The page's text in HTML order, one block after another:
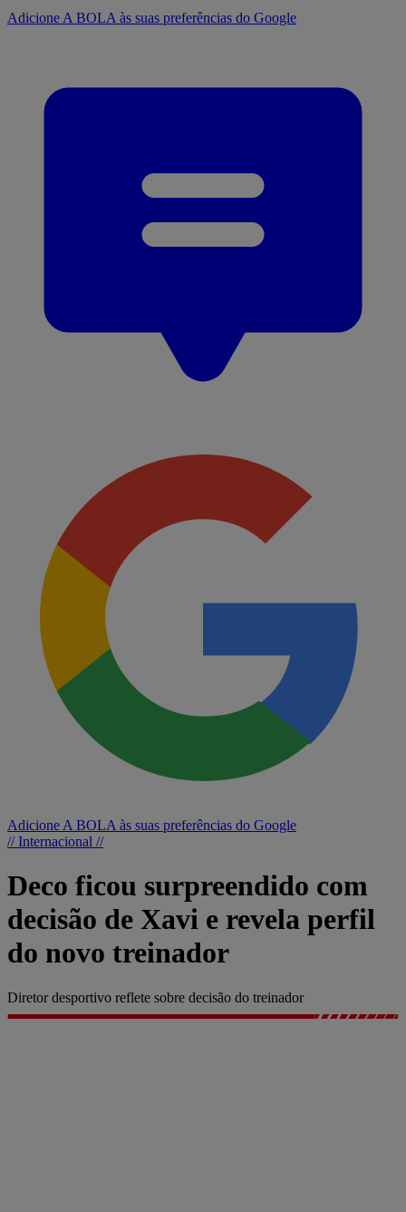
Adicione A BOLA às suas preferências do Google
Adicione A BOLA às suas preferências do Google
// Internacional //
Deco ficou surpreendido com
decisão de Xavi e revela perfil
do novo treinador
Diretor desportivo reflete sobre decisão do treinador